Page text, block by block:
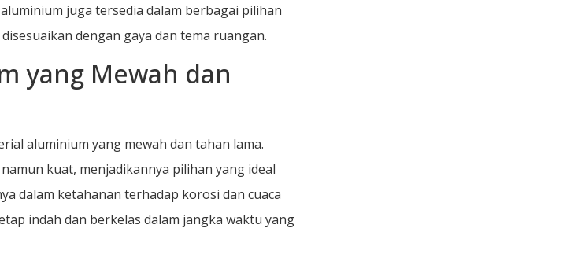
juga tersedia dalam berbagai pilihan
dengan gaya dan tema ruangan.
yang Mewah dan
aluminium yang mewah dan tahan lama.
kuat, menjadikannya pilihan yang ideal
dalam ketahanan terhadap korosi dan cuaca
indah dan berkelas dalam jangka waktu yang